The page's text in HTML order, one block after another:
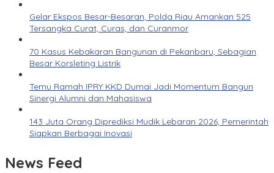
Gelar Ekspos Besar-Besaran, Polda Riau Amankan 525
Tersangka Curat, Curas, dan Curanmor
70 Kasus Kebakaran Bangunan di Pekanbaru, Sebagian
Besar Korsleting Listrik
Temu Ramah IPRY KKD Dumai Jadi Momentum Bangun
Sinergi Alumni dan Mahasiswa
143 Juta Orang Diprediksi Mudik Lebaran 2026, Pemerintah
Siapkan Berbagai Inovasi
News Feed